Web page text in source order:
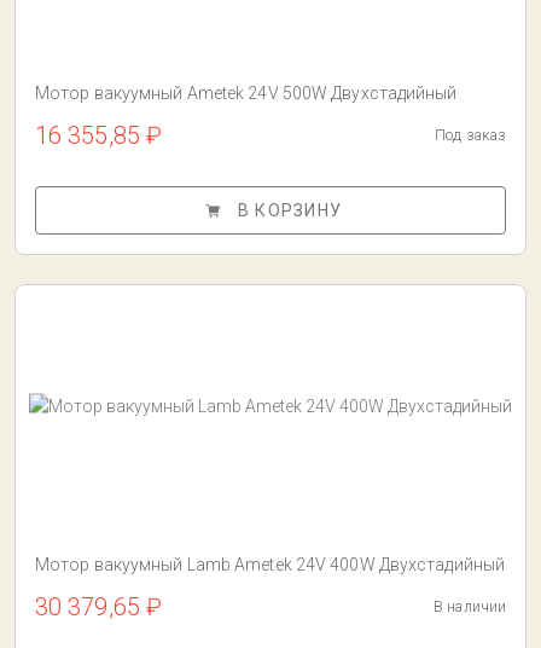
Мотор вакуумный Ametek 24V 500W Двухстадийный
16 355,85 ₽ Под заказ
В КОРЗИНУ
Мотор вакуумный Lamb Ametek 24V 400W Двухстадийный
30 379,65 ₽ В наличии